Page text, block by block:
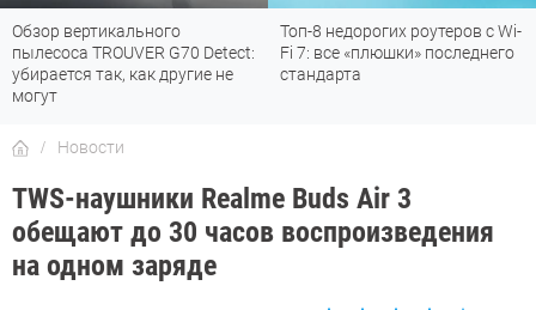
Обзор вертикального
пылесоса TROUVER G70 Detect:
убирается так, как другие не
могут
Топ-8 недорогих роутеров с Wi-
Fi 7: все «плюшки» последнего
стандарта
Новости
TWS-наушники Realme Buds Air 3
обещают до 30 часов воспроизведения
на одном заряде